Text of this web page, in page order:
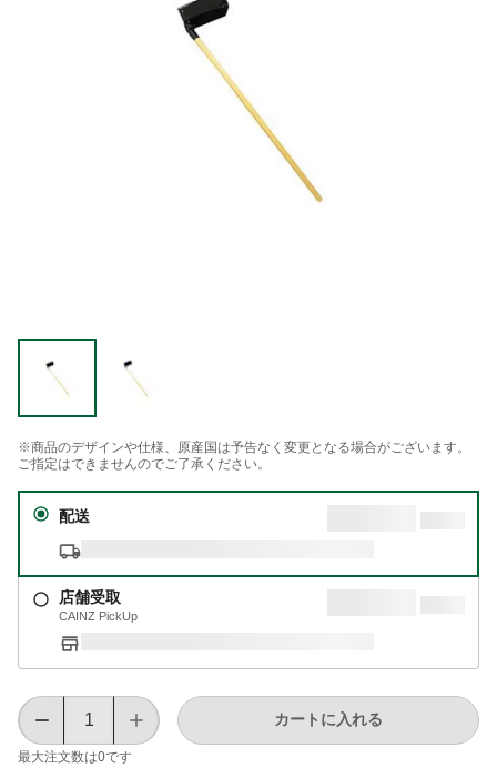
※商品のデザインや仕様、原産国は予告なく変更となる場合がございます。
ご指定はできませんのでご了承ください。
配送
店舗受取
CAINZ PickUp
最大注文数は0です
カートに入れる